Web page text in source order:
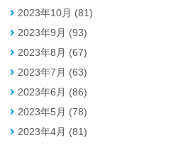
2023年10月 (81)
2023年9月 (93)
2023年8月 (67)
2023年7月 (63)
2023年6月 (86)
2023年5月 (78)
2023年4月 (81)